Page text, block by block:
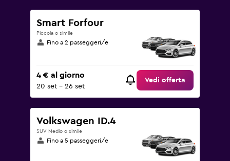
Smart Forfour
Piccola o simile
Fino a 2 passeggeri/e
4 € al giorno
20 set - 26 set
Vedi offerta
Volkswagen ID.4
SUV Medio o simile
Fino a 5 passeggeri/e